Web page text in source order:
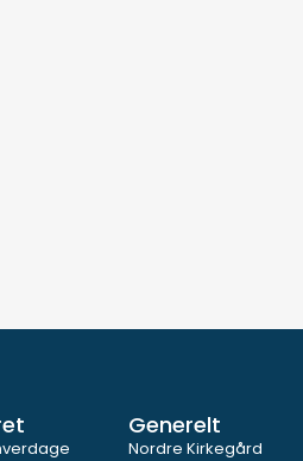
Generelt
Nordre Kirkegård